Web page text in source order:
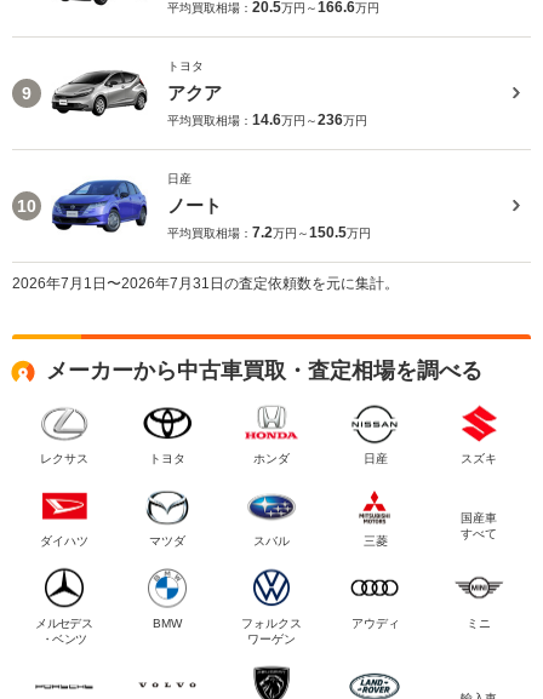
平均買取相場： 20.5万円～166.6万円
9
トヨタ
アクア
平均買取相場： 14.6万円～236万円
10
日産
ノート
平均買取相場： 7.2万円～150.5万円
2026年7月1日〜2026年7月31日の査定依頼数を元に集計。
メーカーから中古車買取・査定相場を調べる
レクサス トヨタ ホンダ 日産 スズキ
ダイハツ マツダ スバル 三菱
国産車
すべて
メルセデス
・ベンツ
BMW
フォルクス
ワーゲン
アウディ ミニ